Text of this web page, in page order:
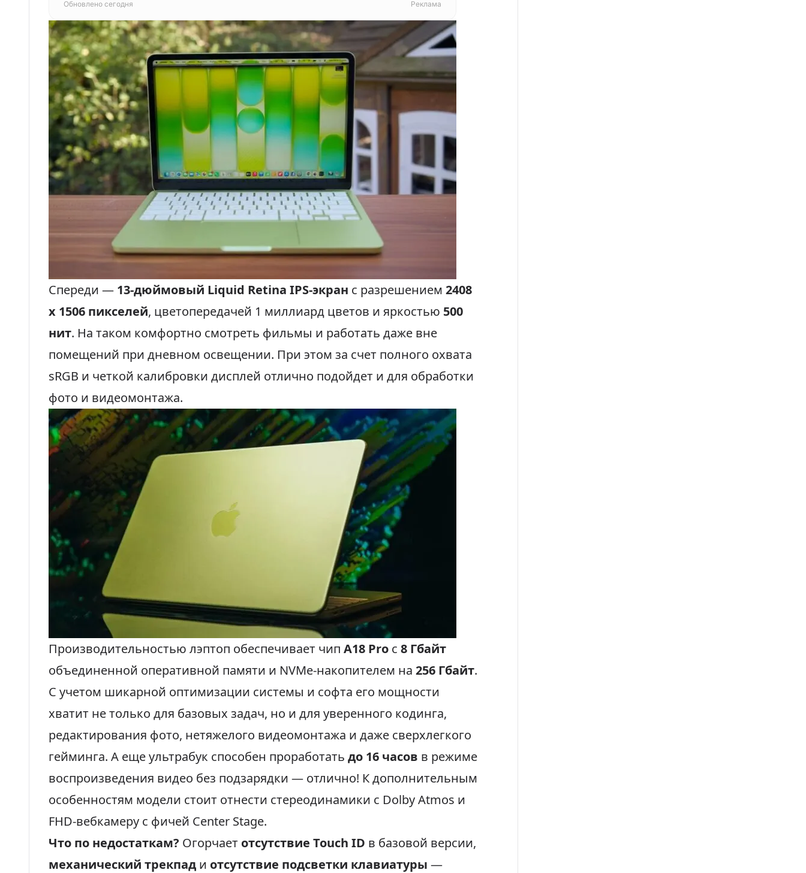
Обновлено сегодня Реклама
Спереди — 13-дюймовый Liquid Retina IPS-экран с разрешением 2408
х 1506 пикселей, цветопередачей 1 миллиард цветов и яркостью 500
нит. На таком комфортно смотреть фильмы и работать даже вне
помещений при дневном освещении. При этом за счет полного охвата
sRGB и четкой калибровки дисплей отлично подойдет и для обработки
фото и видеомонтажа.
Производительностью лэптоп обеспечивает чип A18 Pro с 8 Гбайт
объединенной оперативной памяти и NVMe-накопителем на 256 Гбайт.
С учетом шикарной оптимизации системы и софта его мощности
хватит не только для базовых задач, но и для уверенного кодинга,
редактирования фото, нетяжелого видеомонтажа и даже сверхлегкого
гейминга. А еще ультрабук способен проработать до 16 часов в режиме
воспроизведения видео без подзарядки — отлично! К дополнительным
особенностям модели стоит отнести стереодинамики с Dolby Atmos и
FHD-вебкамеру с фичей Center Stage.
Что по недостаткам? Огорчает отсутствие Touch ID в базовой версии,
механический трекпад и отсутствие подсветки клавиатуры —